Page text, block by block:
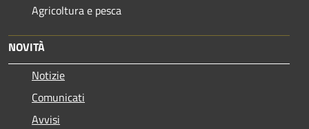
Agricoltura e pesca
NOVITÀ
Notizie
Comunicati
Avvisi